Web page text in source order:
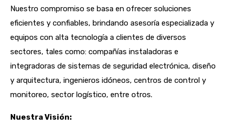
Nuestro compromiso se basa en ofrecer soluciones
eficientes y confiables, brindando asesoría especializada y
equipos con alta tecnología a clientes de diversos
sectores, tales como: compañías instaladoras e
integradoras de sistemas de seguridad electrónica, diseño
y arquitectura, ingenieros idóneos, centros de control y
monitoreo, sector logístico, entre otros.
Nuestra Visión: